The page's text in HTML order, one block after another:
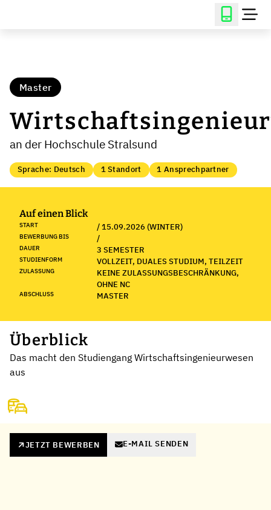
Master
an der Hochschule Stralsund
Sprache: Deutsch 1 Standort 1 Ansprechpartner
Auf einen Blick
START / 15.09.2026 (WINTER)
BEWERBUNG BIS /
DAUER 3 SEMESTER
STUDIENFORM VOLLZEIT, DUALES STUDIUM, TEILZEIT
ZULASSUNG
KEINE ZULASSUNGSBESCHRÄNKUNG,
OHNE NC
ABSCHLUSS MASTER
Überblick
Das macht den Studiengang Wirtschaftsingenieurwesen
aus
JETZT BEWERBEN E-MAIL SENDEN